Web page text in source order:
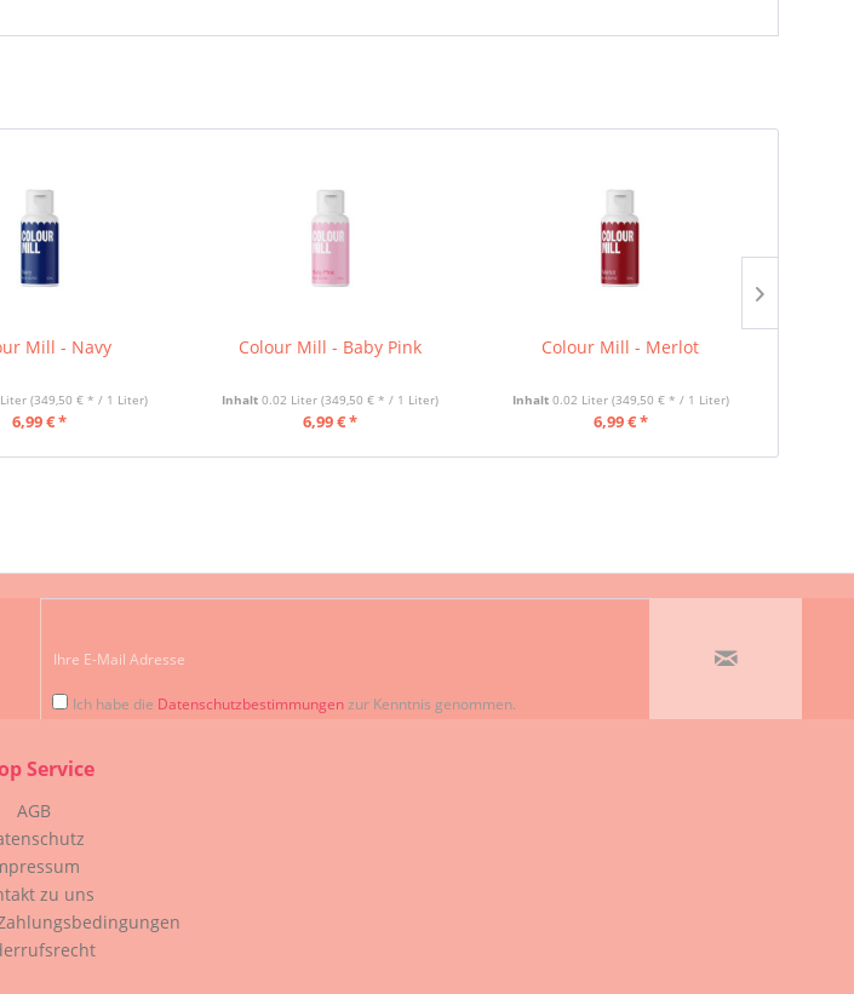
Mill - Navy
Liter(349,50 € * / 1 Liter)
6,99 € *
Colour Mill - Baby Pink
Inhalt0.02 Liter(349,50 € * / 1 Liter)
6,99 € *
Colour Mill - Merlot
Inhalt 0.02 Liter (349,50 € * / 1 Liter)
6,99 € *
Service
AGB
zu uns
Ich habe die Datenschutzbestimmungenzur Kenntnis genommen.